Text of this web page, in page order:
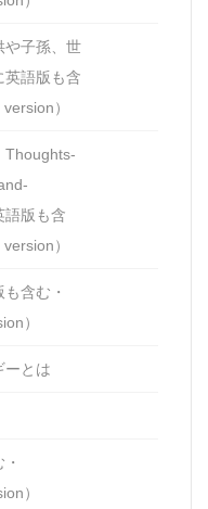
や子孫、世
英語版も含
）
Thoughts-
語版も含
）
含む・
）
ーとは
）